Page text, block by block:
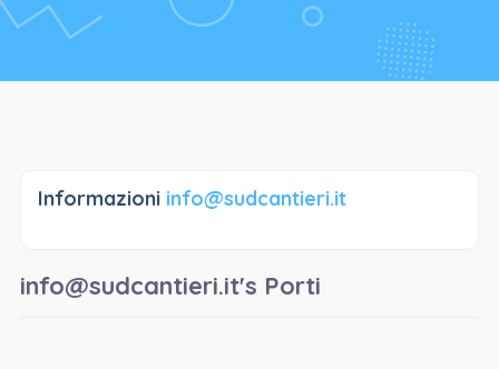
Informazioni info@sudcantieri.it
info@sudcantieri.it's Porti